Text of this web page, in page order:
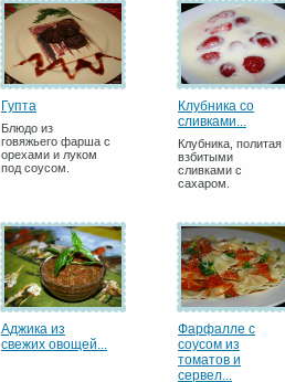
Гупта
Блюдо из
говяжьего фарша с
орехами и луком
под соусом.
Клубника со
сливками...
Клубника, политая
взбитыми
сливками с
сахаром.
Аджика из
свежих овощей...
Фарфалле с
соусом из
томатов и
сервел...